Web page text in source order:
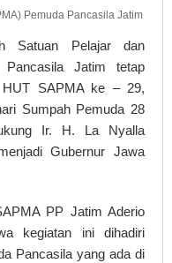
Pemuda Pancasila Jatim
Satuan Pelajar dan
Pancasila Jatim tetap
HUT SAPMA ke – 29,
Sumpah Pemuda 28
Ir. H. La Nyalla
Gubernur Jawa
PP Jatim Aderio
kegiatan ini dihadiri
Pancasila yang ada di